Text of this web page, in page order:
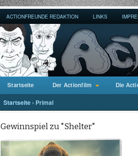
ACTIONFREUNDE REDAKTION LINKS
Startseite Der Actionfilm Die
Startseite › Primal
Gewinnspiel zu "Shelter"